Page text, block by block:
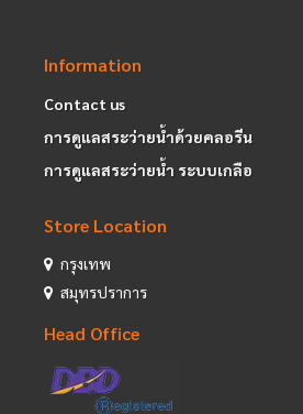
Information
Contact us
การดูแลสระว่ายน้ำด้วยคลอรีน
การดูแลสระว่ายน้ำ ระบบเกลือ
Store Location
กรุงเทพ
สมุทรปราการ
Head Office